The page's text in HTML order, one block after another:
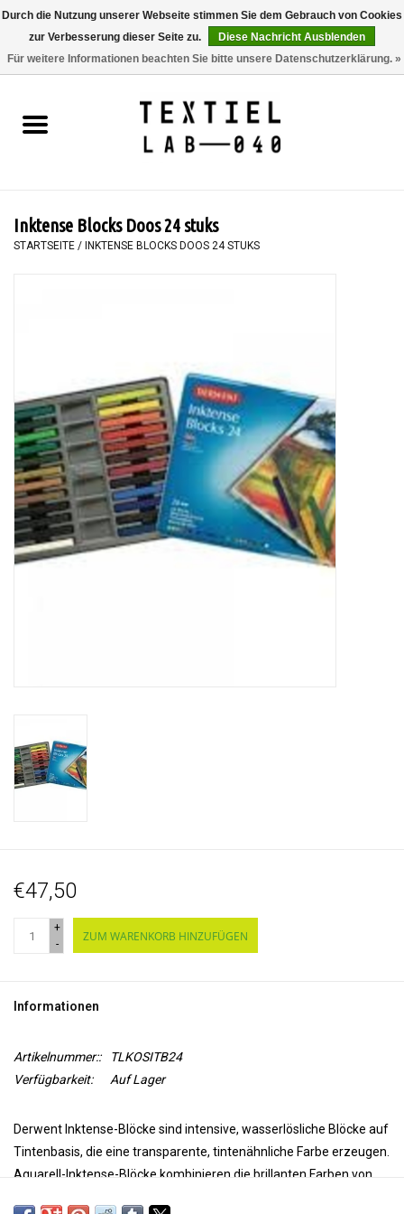
0 Artikel - €0,00
BÜCHER
MALEN
SPECIALS
WERKZEUGE
Inktense Blocks Doos 24 stuks
STARTSEITE / INKTENSE BLOCKS DOOS 24 STUKS
€47,50
+
-
ZUM WARENKORB HINZUFÜGEN
Informationen
Artikelnummer::
TLKOSITB24
Verfügbarkeit:
Auf Lager
Derwent Inktense-Blöcke sind intensive, wasserlösliche Blöcke auf
Tintenbasis, die eine transparente, tintenähnliche Farbe erzeugen.
Aquarell-Inktense-Blöcke kombinieren die brillanten Farben von
Durch die Nutzung unserer Webseite stimmen Sie dem Gebrauch von Cookies
zur Verbesserung dieser Seite zu.
Diese Nachricht Ausblenden
Für weitere Informationen beachten Sie bitte unsere Datenschutzerklärung. »